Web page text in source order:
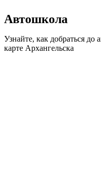
Автошкола
Узнайте, как добраться
карте Архангельска